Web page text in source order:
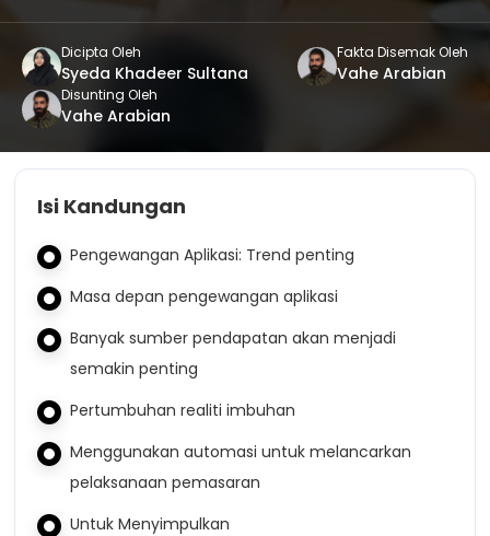
Dicipta Oleh
Syeda Khadeer Sultana
Fakta Disemak Oleh
Vahe Arabian
Disunting Oleh
Vahe Arabian
Isi Kandungan
Pengewangan Aplikasi: Trend penting
Masa depan pengewangan aplikasi
Banyak sumber pendapatan akan menjadi
semakin penting
Pertumbuhan realiti imbuhan
Menggunakan automasi untuk melancarkan
pelaksanaan pemasaran
Untuk Menyimpulkan